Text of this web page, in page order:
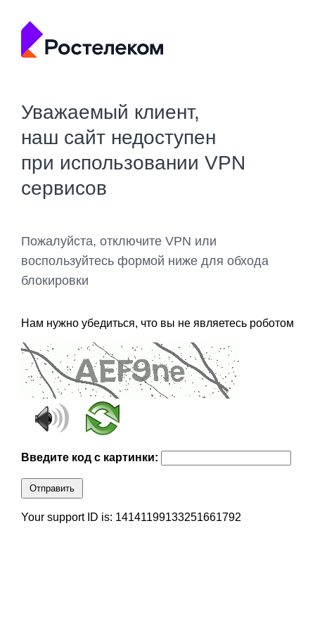
Уважаемый клиент,
наш сайт недоступен
при использовании VPN
сервисов
Пожалуйста, отключите VPN или
воспользуйтесь формой ниже для обхода
блокировки
Нам нужно убедиться, что вы не являетесь роботом
Введите код с картинки:
Отправить
Your support ID is: 14141199133251661792